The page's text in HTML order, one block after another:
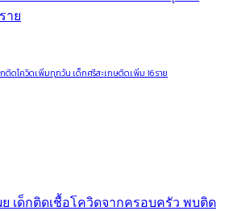
ติดโควิดเพิ่มทุกวัน เด็กศรีสะเกษติดเพิ่ม 16 ราย